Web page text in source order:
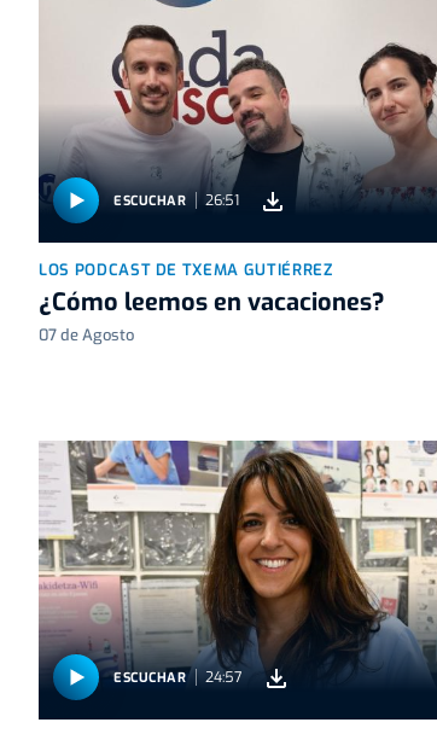
ESCUCHAR 26:51
LOS PODCAST DE TXEMA GUTIÉRREZ
¿Cómo leemos en vacaciones?
07 de Agosto
ESCUCHAR 24:57